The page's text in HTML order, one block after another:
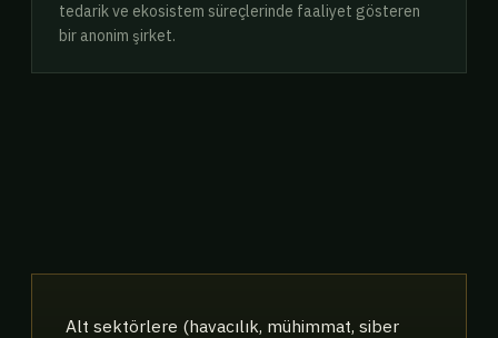
tedarik ve ekosistem süreçlerinde faaliyet gösteren
bir anonim şirket.
Alt sektörlere (havacılık, mühimmat, siber